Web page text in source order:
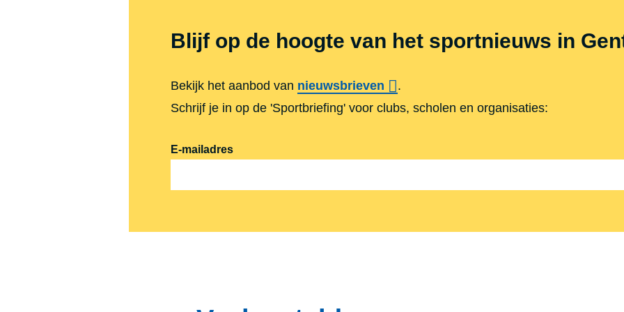
Blijf op de hoogte van het sportnieuws in
Bekijk het aanbod van nieuwsbrieven
.
Schrijf je in op de 'Sportbriefing' voor clubs, scholen en organisaties:
E-mailadres